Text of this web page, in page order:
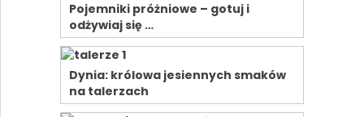
Pojemniki próżniowe – gotuj i
odżywiaj się …
Dynia: królowa jesiennych smaków
na talerzach